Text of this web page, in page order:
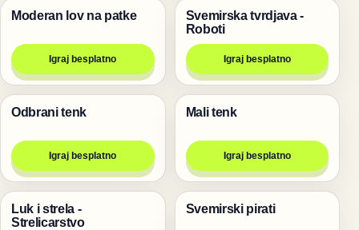
Pucanje
Moderan lov na patke
Igraj besplatno
Pucanje
Svemirska tvrdjava -
Roboti
Igraj besplatno
Pucanje
Odbrani tenk
Igraj besplatno
Pucanje
Mali tenk
Igraj besplatno
Pucanje
Luk i strela -
Strelicarstvo
Pucanje
Svemirski pirati